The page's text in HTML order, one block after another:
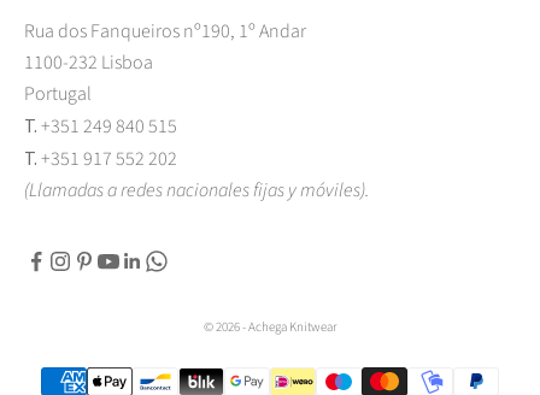
Rua dos Fanqueiros nº190, 1º Andar
1100-232 Lisboa
Portugal
T. +351 249 840 515
T. +351 917 552 202
(Llamadas a redes nacionales fijas y móviles).
© 2026 - Achega Knitwear